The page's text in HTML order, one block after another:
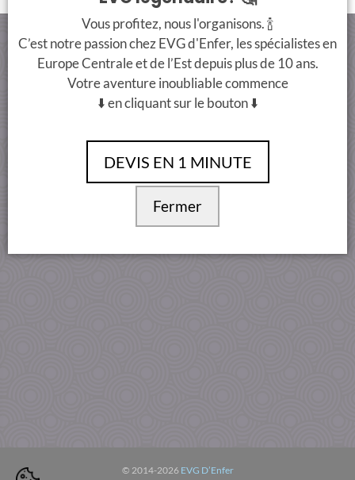
CONTACT PAIMENT SÉCURISÉ
© 2014-2026 EVG D’Enfer
Vous profitez, nous l'organisons. 🍾
C’est notre passion chez EVG d'Enfer, les spécialistes en
Europe Centrale et de l’Est depuis plus de 10 ans.
Votre aventure inoubliable commence
⬇️ en cliquant sur le bouton ⬇️
DEVIS EN 1 MINUTE
Fermer